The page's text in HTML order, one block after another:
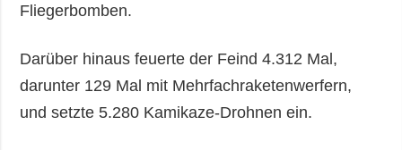
Fliegerbomben.
Darüber hinaus feuerte der Feind 4.312 Mal,
darunter 129 Mal mit Mehrfachraketenwerfern,
und setzte 5.280 Kamikaze-Drohnen ein.